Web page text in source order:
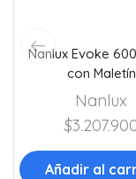
Nanlux Evoke
con Maletín
Nanlux
$
Añadir al